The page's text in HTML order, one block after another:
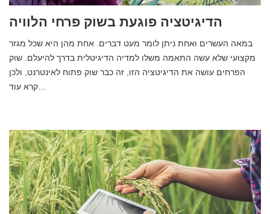
הדיגיטציה פוגעת בשוק פרחי הלוויה
במאה העשרים ואחת ניתן לומר מעט דברים. אחת מהן היא שכל מגזר
מקצועי שלא עשה התאמה משלו למדיה הדיגיטלית בדרך להיעלם. שוק
הפרחים עושה את הדיגיטציה הזו, זה כבר שוק פתוח לאינטרנט, ולכן